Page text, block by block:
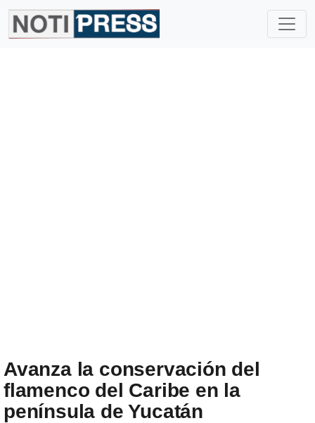
Avanza la conservación del
flamenco del Caribe en la
península de Yucatán